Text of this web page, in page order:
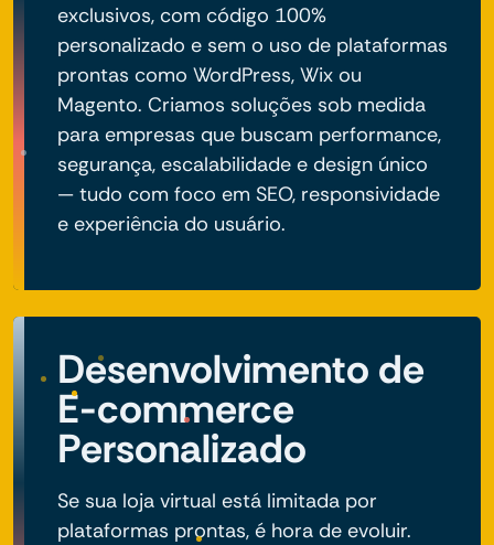
exclusivos, com código 100%
personalizado e sem o uso de plataformas
prontas como WordPress, Wix ou
Magento. Criamos soluções sob medida
para empresas que buscam performance,
segurança, escalabilidade e design único
— tudo com foco em SEO, responsividade
e experiência do usuário.
Desenvolvimento de
E-commerce
Personalizado
Se sua loja virtual está limitada por
plataformas prontas, é hora de evoluir.